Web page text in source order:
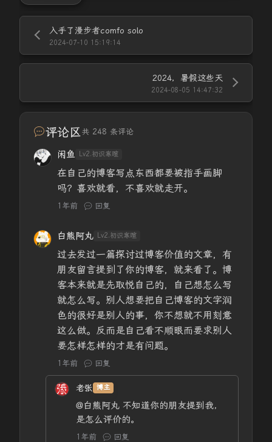
入手了漫步者comfo solo
2024-07-10 15:19:14
2024，暑假这些天
2024-08-05 14:47:32
评论区 共 248 条评论
闲鱼 Lv2.初识寒暄
在自己的博客写点东西都要被指手画脚
吗？喜欢就看，不喜欢就走开。
1年前 回复
白熊阿丸 Lv2.初识寒暄
过去发过一篇探讨过博客价值的文章，有
朋友留言提到了你的博客，就来看了。博
客本来就是先取悦自己的，自己想怎么写
就怎么写。别人想要把自己博客的文字润
色的很好是别人的事，你不想就不用刻意
这么做。反而是自己看不顺眼而要求别人
要怎样怎样的才是有问题。
1年前 回复
老张 博主
@白熊阿丸 不知道你的朋友提到我，
是怎么评价的。
1年前 回复